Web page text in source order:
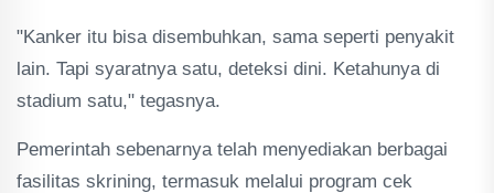
"Kanker itu bisa disembuhkan, sama seperti penyakit
lain. Tapi syaratnya satu, deteksi dini. Ketahunya di
stadium satu," tegasnya.
Pemerintah sebenarnya telah menyediakan berbagai
fasilitas skrining, termasuk melalui program cek